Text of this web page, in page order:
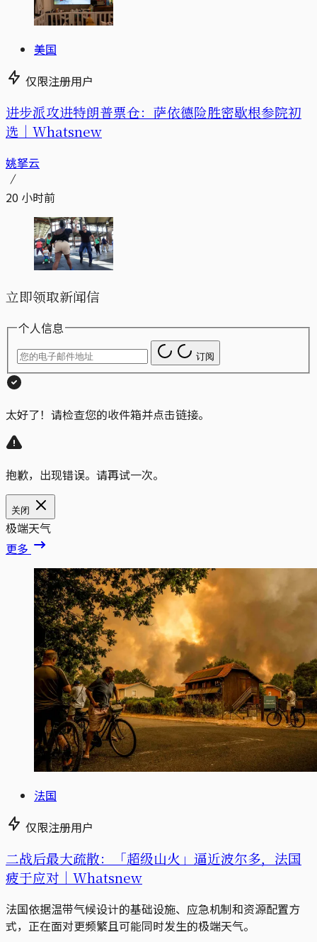
美国
仅限注册用户
进步派攻进特朗普票仓：萨依德险胜密歇根参院初
选｜Whatsnew
姚拏云
20 小时前
立即领取新闻信
个人信息
订阅
太好了！请检查您的收件箱并点击链接。
抱歉，出现错误。请再试一次。
关闭
极端天气
更多
法国
仅限注册用户
二战后最大疏散：「超级山火」逼近波尔多，法国
疲于应对｜Whatsnew
法国依据温带气候设计的基础设施、应急机制和资源配置方
式，正在面对更频繁且可能同时发生的极端天气。